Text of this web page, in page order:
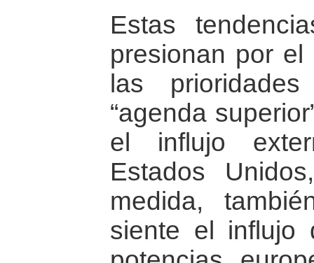
Estas
presionan por
las
“agenda
el influjo
Estados
medida,
siente el influjo